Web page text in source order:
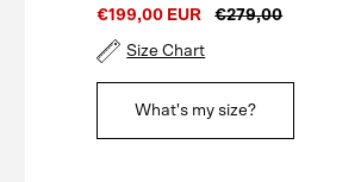
€199,00 EUR €279,00
Size Chart
What's my size?